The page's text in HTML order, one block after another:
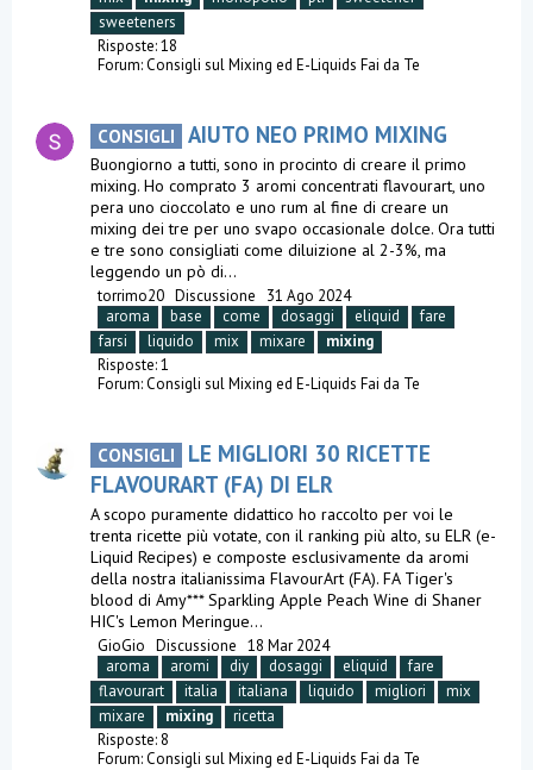
sweeteners
Risposte: 18
Forum:Consigli sul Mixing ed E-Liquids Fai da Te
CONSIGLI AIUTO NEO PRIMO MIXING
Buongiorno a tutti, sono in procinto di creare il primo
mixing. Ho comprato 3 aromi concentrati flavourart, uno
pera uno cioccolato e uno rum al fine di creare un
mixing dei tre per uno svapo occasionale dolce. Ora tutti
e tre sono consigliati come diluizione al 2-3%, ma
leggendo un pò di...
torrimo20 Discussione
31 Ago 2024
aroma
base come dosaggi eliquid
fare
farsi
liquido mix mixare
mixing
Risposte: 1
Forum:Consigli sul Mixing ed E-Liquids Fai da Te
CONSIGLI
LE MIGLIORI 30 RICETTE
FLAVOURART (FA) DI ELR
A scopo puramente didattico ho raccolto per voi le
trenta ricette più votate, con il ranking più alto, su ELR (e-
Liquid Recipes) e composte esclusivamente da aromi
della nostra italianissima FlavourArt (FA). FA Tiger's
blood di Amy*** Sparkling Apple Peach Wine di Shaner
HIC's Lemon Meringue...
GioGio Discussione 18 Mar 2024
aroma
aromi diy dosaggi eliquid
fare
flavourart
italia italiana liquido migliori
mix
mixare
mixing
ricetta
Risposte: 8
Forum:Consigli sul Mixing ed E-Liquids Fai da Te